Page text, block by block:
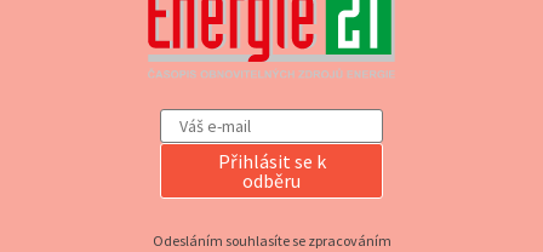
Přihlásit se k
odběru
Odesláním souhlasíte se zpracováním